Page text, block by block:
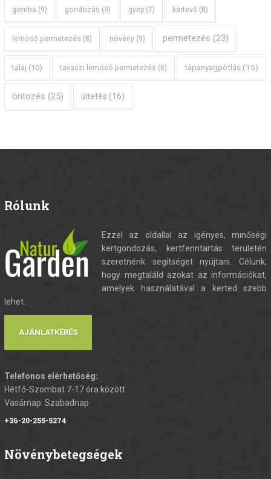
gomba (9) gondozás (9) gyep (7) kártevő (8)
lemoső permetezés (8) növény (9) permetezés (23)
talaj (10) tavaszi lemosó permetezés (8) tápanyagpótlás (15)
öntözés (25) ültetés (16)
Rólunk
Ezzel az oldallal az igényes, minőségi
kertgondozás, kertfenntartás területén
szeretnénk segítséget nyújtani. Célunk,
hogy megtaláld azokat az információkat,
amelyek használatával a kerted szebb
lehet.
AJÁNLATKÉRÉS
Telefonos elérhetőség:
Hétfő-Szombat 7-17 óra között
Vasárnap: Szabadnap
+36-20-255-5274
Növénybetegségek